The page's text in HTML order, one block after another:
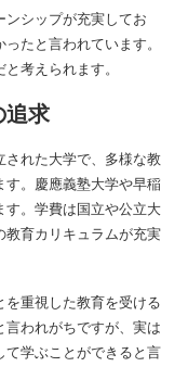
シップが充実してお
たと言われています。
考えられます。
追求
れた大学で、多様な教
。慶應義塾大学や早稲
す。学費は国立や公立大
育カリキュラムが充実
重視した教育を受ける
われがちですが、実は
学ぶことができると言